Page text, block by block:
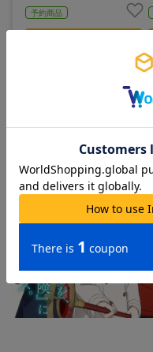
予約商品
注目の特集